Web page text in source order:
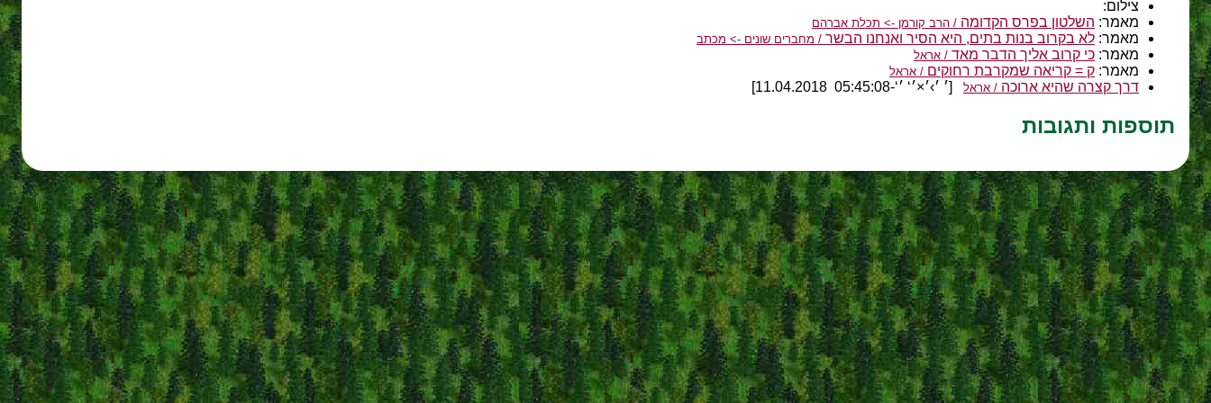
צילום:
מאמר: השלטון בפרס הקדומה / הרב קורמן -> תכלת אברהם
מאמר: לא בקרוב בנות בתים, היא הסיר ואנחנו הבשר / מחברים שונים -> מכתב
מאמר: כי קרוב אליך הדבר מאד / אראל
מאמר: ק = קריאה שמקרבת רחוקים / אראל
דרך קצרה שהיא ארוכה / אראל [׳ ׳›׳×׳‘ ׳‘-05:45:08 11.04.2018]
תוספות ותגובות